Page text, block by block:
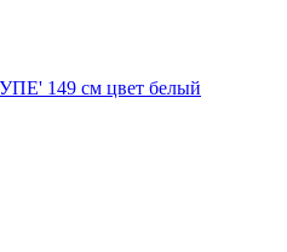
149 см цвет белый